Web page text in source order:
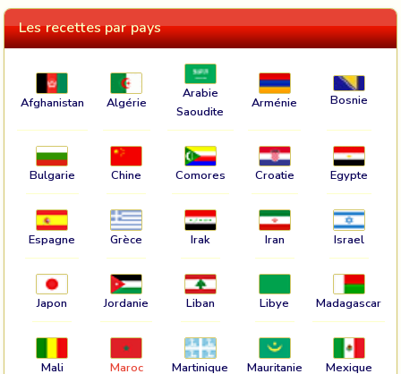
Les recettes par pays
Afghanistan Algérie
Arabie
Saoudite
Arménie Bosnie
Bulgarie Chine Comores Croatie Egypte
Espagne Grèce Irak Iran Israel
Japon Jordanie Liban Libye Madagascar
Mali Maroc Martinique Mauritanie Mexique